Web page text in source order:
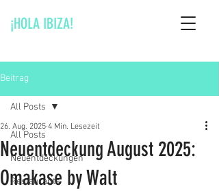
¡HOLA IBIZA!
Beitrag
All Posts
Neuentdeckungen
Restaurants
All Posts
Neuentdeckung August 2025:
Omakase by Walt
26. Aug. 2025 4 Min. Lesezeit